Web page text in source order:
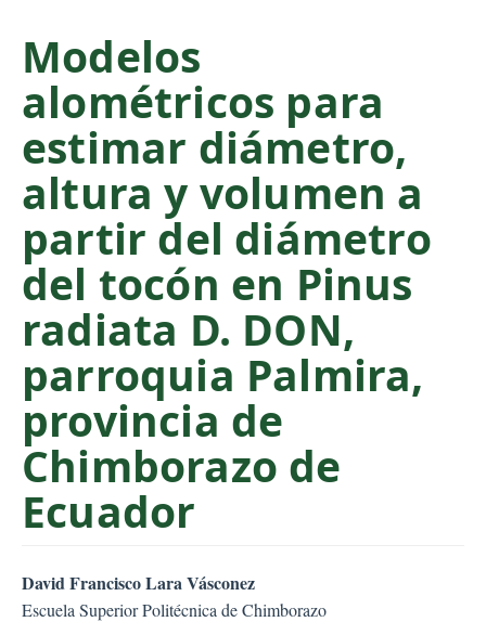
C
o
n
e
t
S
i
d
e
b
a
Modelos
alométricos para
estimar diámetro,
altura y volumen a
partir del diámetro
del tocón en Pinus
radiata D. DON,
parroquia Palmira,
provincia de
Chimborazo de
Ecuador
David Francisco Lara Vásconez
Escuela Superior Politécnica de Chimborazo